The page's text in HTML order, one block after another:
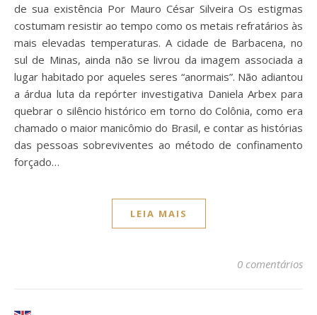
de sua existência Por Mauro César Silveira Os estigmas
costumam resistir ao tempo como os metais refratários às
mais elevadas temperaturas. A cidade de Barbacena, no
sul de Minas, ainda não se livrou da imagem associada a
lugar habitado por aqueles seres “anormais”. Não adiantou
a árdua luta da repórter investigativa Daniela Arbex para
quebrar o silêncio histórico em torno do Colônia, como era
chamado o maior manicômio do Brasil, e contar as histórias
das pessoas sobreviventes ao método de confinamento
forçado…
LEIA MAIS
0 comentários